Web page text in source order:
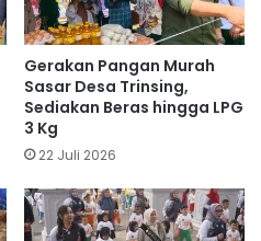
Gerakan Pangan Murah
Sasar Desa Trinsing,
Sediakan Beras hingga LPG
3 Kg
22 Juli 2026